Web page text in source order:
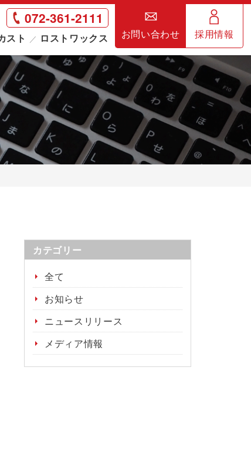
072-361-2111
スト ロストワックス お問い合わせ 採用情報
カテゴリー
全て
お知らせ
ニュースリリース
メディア情報